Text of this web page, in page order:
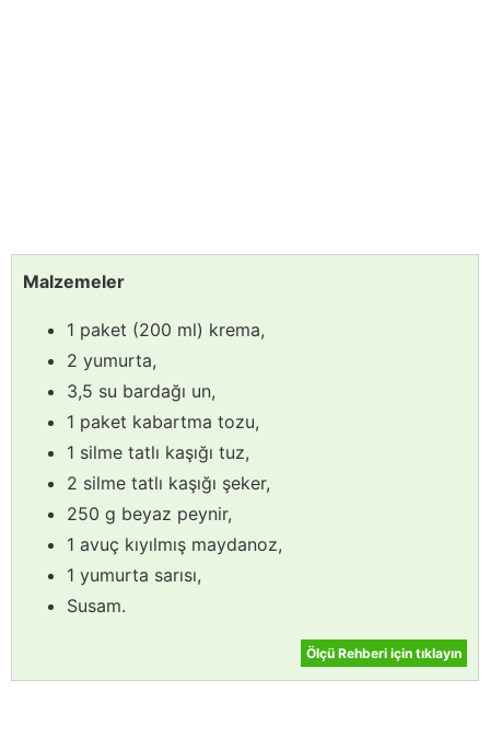
Malzemeler
1 paket (200 ml) krema,
2 yumurta,
3,5 su bardağı un,
1 paket kabartma tozu,
1 silme tatlı kaşığı tuz,
2 silme tatlı kaşığı şeker,
250 g beyaz peynir,
1 avuç kıyılmış maydanoz,
1 yumurta sarısı,
Susam.
Ölçü Rehberi için tıklayın